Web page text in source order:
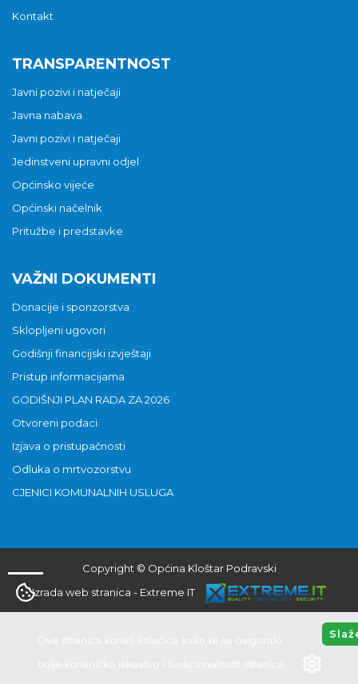
Kontakt
TRANSPARENTNOST
Javni pozivi i natječaji
Javna nabava
Javni pozivi i natječaji
Jedinstveni upravni odjel
Općinsko vijeće
Općinski načelnik
Pritužbe i predstavke
VAŽNI DOKUMENTI
Donacije i sponzorstva
Sklopljeni ugovori
Godišnji financijski izvještaji
Pristup informacijama
GODIŠNJI PLAN RADA ZA 2026
Otvoreni podaci
Izjava o pristupačnosti
Odluka o mrtvozorstvu
CJENICI KOMUNALNIH USLUGA
Copyright © Općina Kloštar Podravski
Izrada web stranica - Extreme IT